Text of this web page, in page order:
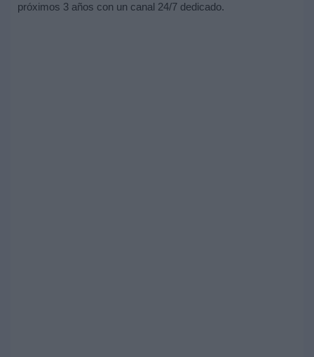
próximos 3 años con un canal 24/7 dedicado.